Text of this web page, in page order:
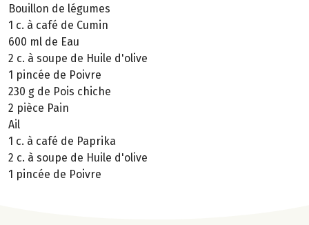
Bouillon de légumes
1 c. à café de Cumin
600 ml de Eau
2 c. à soupe de Huile d'olive
1 pincée de Poivre
230 g de Pois chiche
2 pièce Pain
Ail
1 c. à café de Paprika
2 c. à soupe de Huile d'olive
1 pincée de Poivre